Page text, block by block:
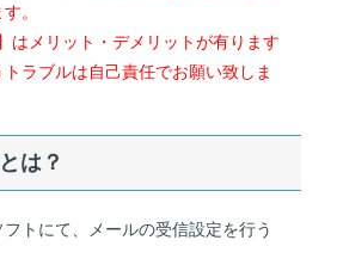
。
はメリット・デメリットが有ります
ラブルは自己責任でお願い致しま
は？
トにて、メールの受信設定を行う